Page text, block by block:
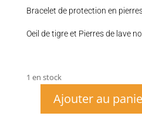
Bracelet de protection en
Oeil de tigre et Pierres de lave
1 en stock
quantitéAjouter au